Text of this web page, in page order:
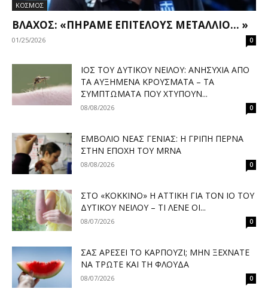
ΚΟΣΜΟΣ
ΒΛΆΧΟΣ: «ΠΉΡΑΜΕ ΕΠΙΤΈΛΟΥΣ ΜΕΤΆΛΛΙΟ… »
01/25/2026 0
ΙΌΣ ΤΟΥ ΔΥΤΙΚΟΎ ΝΕΊΛΟΥ: ΑΝΗΣΥΧΊΑ ΑΠΌ
ΤΑ ΑΥΞΗΜΈΝΑ ΚΡΟΎΣΜΑΤΑ – ΤΑ
ΣΥΜΠΤΏΜΑΤΑ ΠΟΥ ΧΤΥΠΟΎΝ...
08/08/2026 0
ΕΜΒΌΛΙΟ ΝΈΑΣ ΓΕΝΙΆΣ: Η ΓΡΊΠΗ ΠΕΡΝΆ
ΣΤΗΝ ΕΠΟΧΉ ΤΟΥ MRNA
08/08/2026 0
ΣΤΟ «ΚΌΚΚΙΝΟ» Η ΑΤΤΙΚΉ ΓΙΑ ΤΟΝ ΙΌ ΤΟΥ
ΔΥΤΙΚΟΎ ΝΕΊΛΟΥ – ΤΙ ΛΈΝΕ ΟΙ...
08/07/2026 0
ΣΑΣ ΑΡΈΣΕΙ ΤΟ ΚΑΡΠΟΎΖΙ; ΜΗΝ ΞΕΧΝΆΤΕ
ΝΑ ΤΡΏΤΕ ΚΑΙ ΤΗ ΦΛΟΎΔΑ
08/07/2026 0